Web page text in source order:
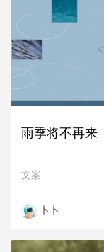
雨季将不再来
文案
卜卜